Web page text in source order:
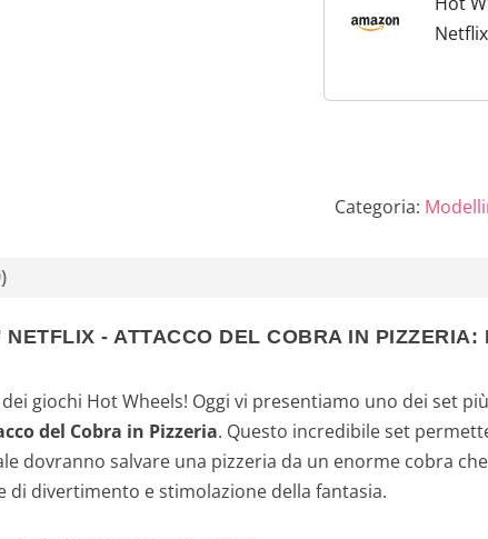
Categoria:
- ATTACCO DEL COBRA IN PIZZERIA:
giochi Hot Wheels! Oggi vi presentiamo uno dei set
del Cobra in Pizzeria. Questo incredibile set
dovranno salvare una pizzeria da un enorme cobra
di divertimento e stimolazione della fantasia.